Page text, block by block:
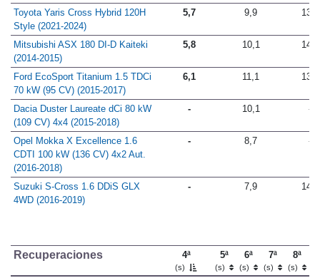
Toyota Yaris Cross Hybrid 120H
Style (2021-2024)
5,7 9,9 13,2
Mitsubishi ASX 180 DI-D Kaiteki
(2014-2015)
5,8 10,1 14,1
Ford EcoSport Titanium 1.5 TDCi
70 kW (95 CV) (2015-2017)
6,1 11,1 13,7
Dacia Duster Laureate dCi 80 kW
(109 CV) 4x4 (2015-2018)
- 10,1 -
Opel Mokka X Excellence 1.6
CDTI 100 kW (136 CV) 4x2 Aut.
(2016-2018)
- 8,7 -
Suzuki S-Cross 1.6 DDiS GLX
4WD (2016-2019)
- 7,9 14,1
Recuperaciones 4ª
(s)
5ª
(s)
6ª
(s)
7ª
(s)
8ª
(s)